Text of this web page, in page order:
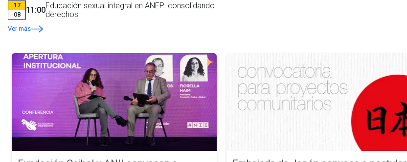
17
08
11:00Educación sexual integral en ANEP: consolidando
derechos
Ver más